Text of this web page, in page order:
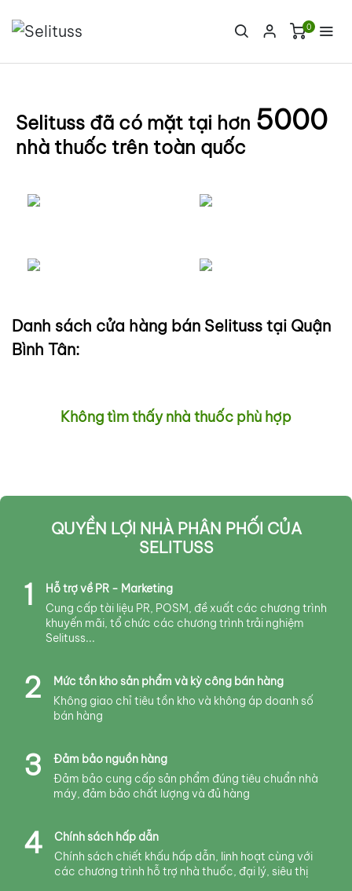
0
Selituss đã có mặt tại hơn 5000
nhà thuốc trên toàn quốc
Danh sách cửa hàng bán Selituss tại Quận
Bình Tân:
Không tìm thấy nhà thuốc phù hợp
QUYỀN LỢI NHÀ PHÂN PHỐI CỦA
SELITUSS
1
Hỗ trợ về PR - Marketing
Cung cấp tài liệu PR, POSM, đề xuất các chương trình
khuyến mãi, tổ chức các chương trình trải nghiệm
Selituss...
2
Mức tồn kho sản phẩm và kỳ công bán hàng
Không giao chỉ tiêu tồn kho và không áp doanh số
bán hàng
3
Đảm bảo nguồn hàng
Đảm bảo cung cấp sản phẩm đúng tiêu chuẩn nhà
máy, đảm bảo chất lượng và đủ hàng
4
Chính sách hấp dẫn
Chính sách chiết khấu hấp dẫn, linh hoạt cùng với
các chương trình hỗ trợ nhà thuốc, đại lý, siêu thị